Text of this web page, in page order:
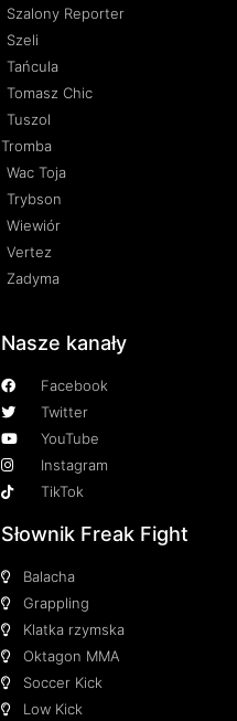
Szalony Reporter
Szeli
Tańcula
Tomasz Chic
Tuszol
Tromba
Wac Toja
Trybson
Wiewiór
Vertez
Zadyma
Nasze kanały
Facebook
Twitter
YouTube
Instagram
TikTok
Słownik Freak Fight
Balacha
Grappling
Klatka rzymska
Oktagon MMA
Soccer Kick
Low Kick